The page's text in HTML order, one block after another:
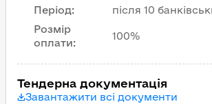
Період:
після 10
Розмір
оплати:
100%
Тендерна документація
Завантажити всі документи